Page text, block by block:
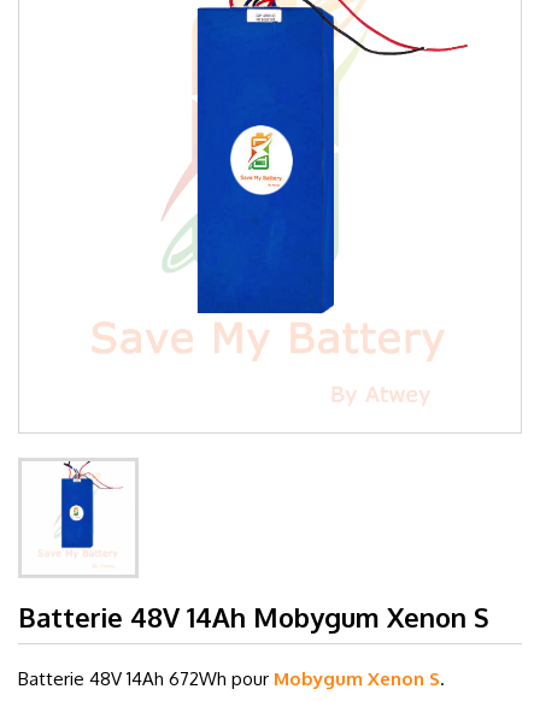
Batterie 48V 14Ah Mobygum Xenon S
Batterie 48V 14Ah 672Wh pour Mobygum Xenon S.